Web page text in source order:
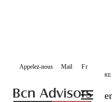
Mail
Appelez-nous Fr
PROPRIÉTÉS À VENDRE
Propriétés à